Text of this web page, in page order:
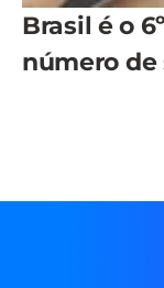
Brasil é o
número